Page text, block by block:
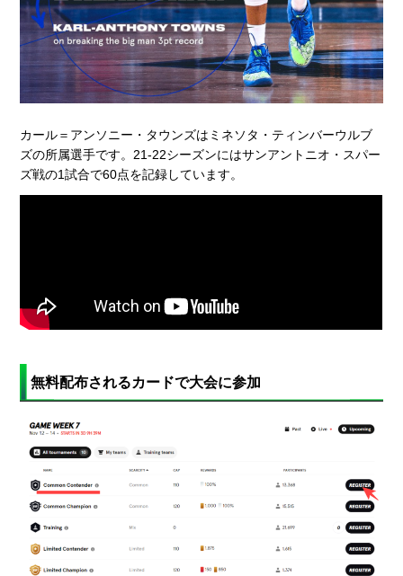
カール＝アンソニー・タウンズはミネソタ・ティンバーウルブ
ズの所属選手です。21-22シーズンにはサンアントニオ・スパー
ズ戦の1試合で60点を記録しています。
無料配布されるカードで大会に参加